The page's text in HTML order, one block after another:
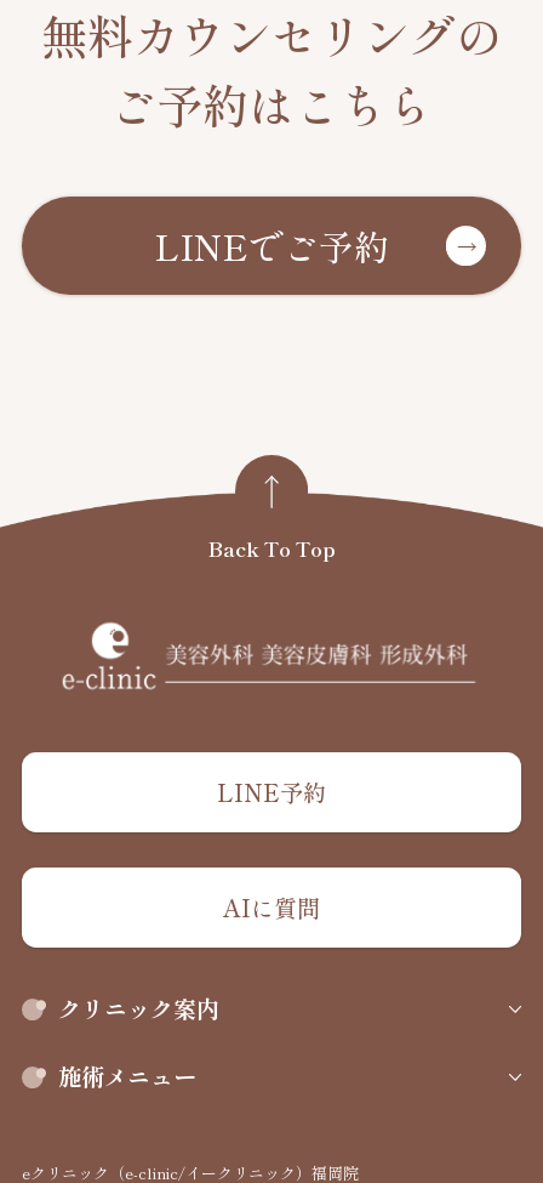
無料カウンセリングの
ご予約はこちら
LINEでご予約
LINE予約
AIに質問
クリニック案内
施術メニュー
eクリニック（e-clinic/イークリニック）福岡院
Back To Top